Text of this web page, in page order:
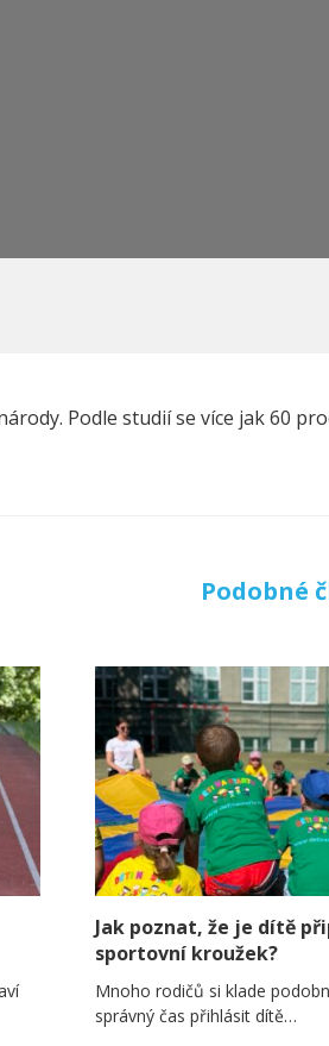
Podle studií se více jak 60
Podobné
Jak poznat, že je dítě
sportovní kroužek?
Mnoho rodičů si klade
správný čas přihlásit dítě…